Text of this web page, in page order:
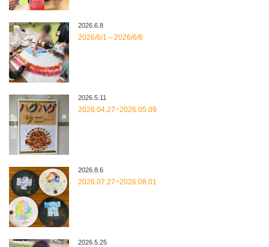
2026.6.8
2026/6/1～2026/6/6
2026.5.11
2026.04.27~2026.05.09
2026.8.6
2026.07.27~2026.08.01
2026.5.25